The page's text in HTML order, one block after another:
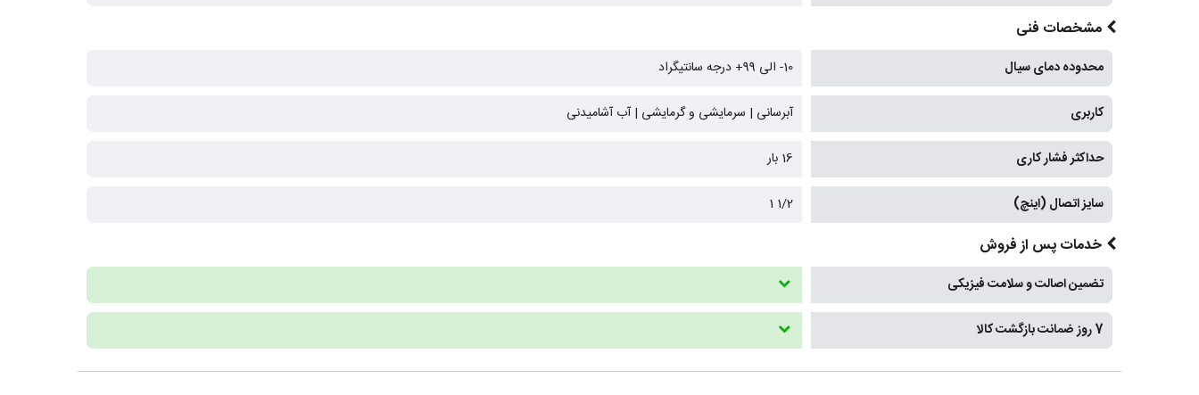
مشخصات فنی
محدوده دمای سیال 10- الی 99+ درجه سانتیگراد
کاربری آبرسانی | سرمایشی و گرمایشی | آب آشامیدنی
حداکثر فشار کاری 16 بار
سایز اتصال (اینچ) 1/2 1
خدمات پس از فروش
تضمین اصالت و سلامت فیزیکی
7 روز ضمانت بازگشت کالا